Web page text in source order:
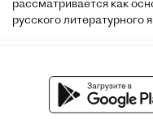
рассматривается как
русского литературного